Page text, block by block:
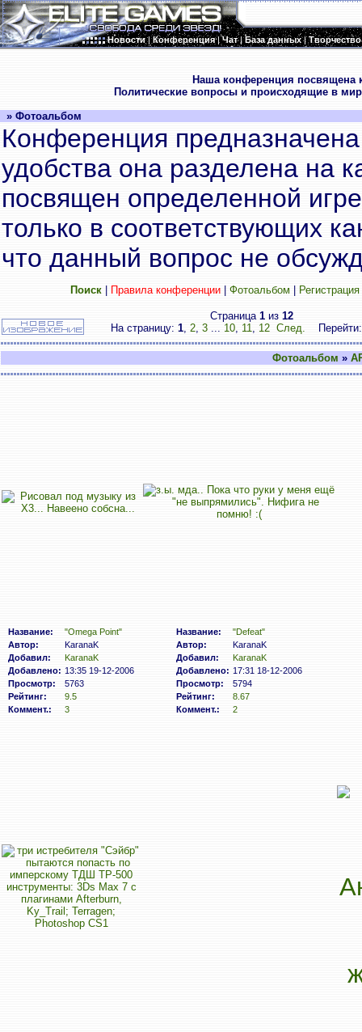
Новости|Конференция|Чат|База данных|Творчество
Наша конференция посвящена
Политические вопросы и происходящие в
» Фотоальбом
Конференция
удобства она разделена на
посвящен определенной
только в соответствующих
что данный вопрос не
Поиск Правила конференции Фотоальбом Регистрация
Страница 1из 12
На страницу: 1, 2, 3... 10, 11, 12 След.
Фотоальбом »
Название:
"Omega Point"
Автор:
KaranaK
Добавил:
KaranaK
Добавлено: 13:35 19-12-2006
Просмотр:
5763
Рейтинг:
9.5
Коммент.:
3
Название:
"Defeat"
Автор:
KaranaK
Добавил:
KaranaK
Добавлено: 17:31 18-12-2006
Просмотр:
5794
Рейтинг:
8.67
Коммент.:
2